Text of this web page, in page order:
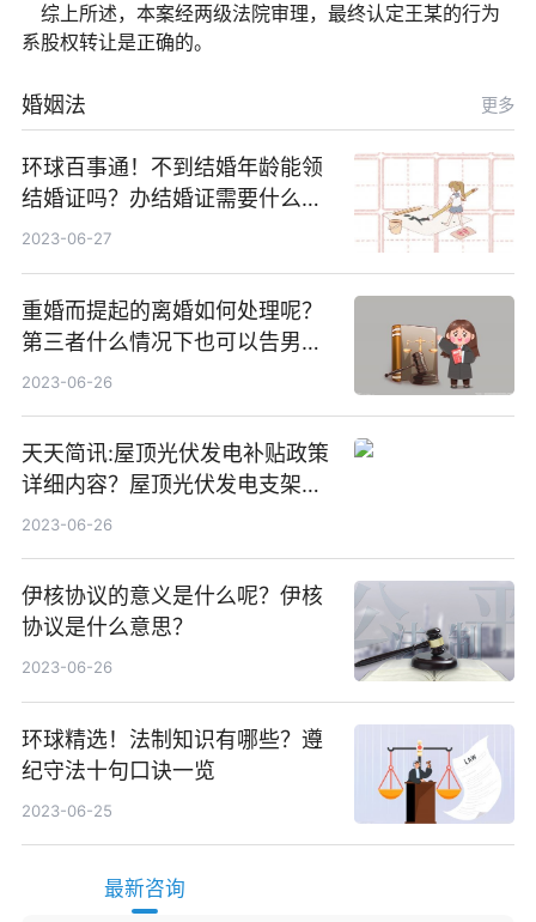
综上所述，本案经两级法院审理，最终认定王某的行为
系股权转让是正确的。
婚姻法 更多
环球百事通！不到结婚年龄能领
结婚证吗？办结婚证需要什么材
料？没结婚孩子怎么上户口？
2023-06-27
重婚而提起的离婚如何处理呢？
第三者什么情况下也可以告男人
重婚罪呢？
2023-06-26
天天简讯:屋顶光伏发电补贴政策
详细内容？屋顶光伏发电支架价
格一般是多少？
2023-06-26
伊核协议的意义是什么呢？伊核
协议是什么意思？
2023-06-26
环球精选！法制知识有哪些？遵
纪守法十句口诀一览
2023-06-25
最新咨询